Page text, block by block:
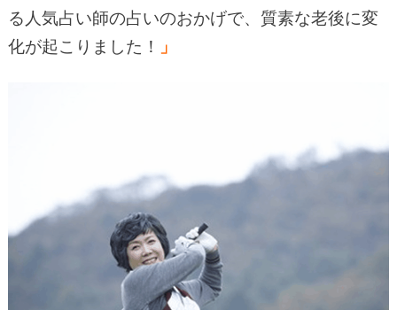
る人気占い師の占いのおかげで、質素な老後に変
化が起こりました！
」